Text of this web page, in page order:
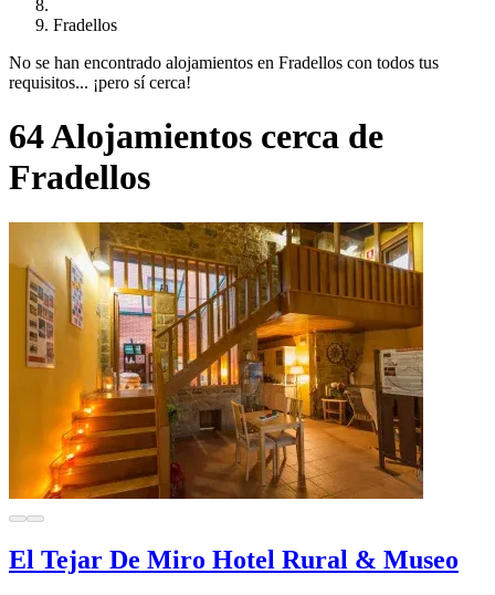
Fradellos
No se han encontrado alojamientos en Fradellos con todos tus
requisitos... ¡pero sí cerca!
64 Alojamientos cerca de
Fradellos
El Tejar De Miro Hotel Rural & Museo